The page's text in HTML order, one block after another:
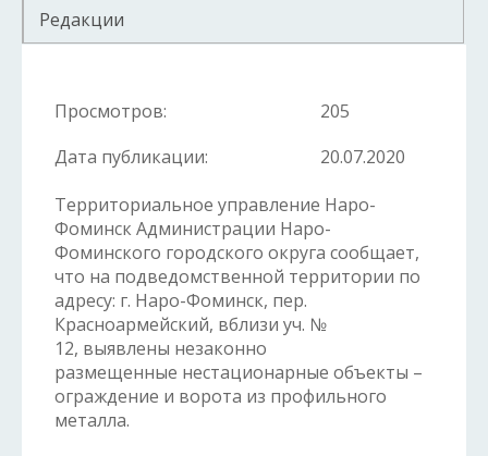
Редакции
Просмотров:
205
Дата публикации:
20.07.2020
Территориальное управление Наро-
Фоминск Администрации Наро-
Фоминского городского округа сообщает,
что на подведомственной территории по
адресу: г. Наро-Фоминск, пер.
Красноармейский, вблизи уч. №
12, выявлены незаконно
размещенные нестационарные объекты –
ограждение и ворота из профильного
металла.